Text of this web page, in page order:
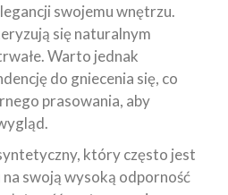
swojemu wnętrzu.
się naturalnym
Warto jednak
do gniecenia się, co
prasowania, aby
który często jest
swoją wysoką odporność